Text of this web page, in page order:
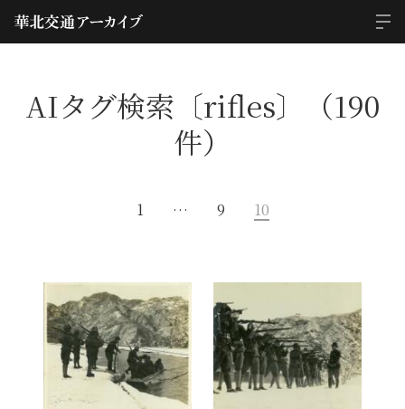
AIタグ検索〔rifles〕（190
件）
1 … 9 10